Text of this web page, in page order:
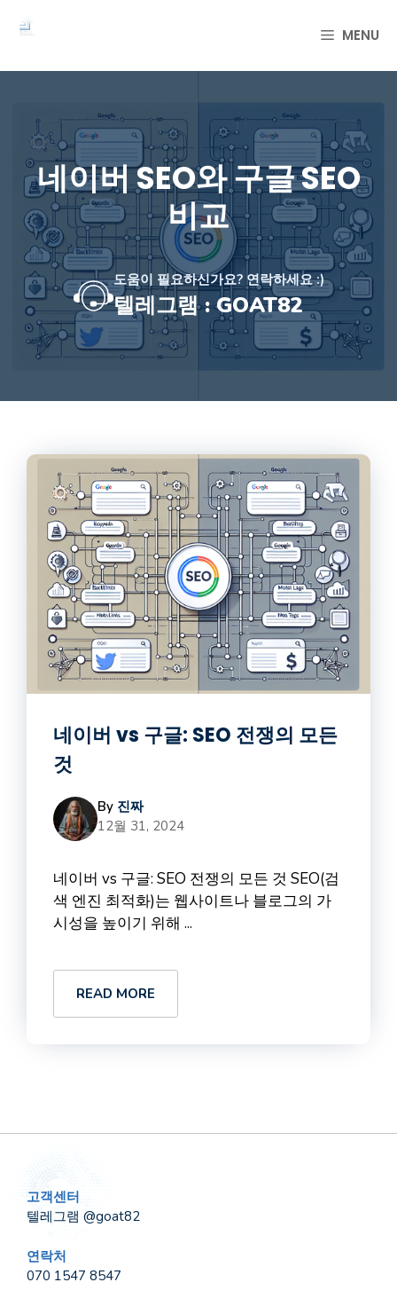
로
MENU
네이버 SEO와 구글 SEO
비교
도움이 필요하신가요? 연락하세요 :)
텔레그램 : GOAT82
네이버 vs 구글: SEO 전쟁의 모든
것
By 진짜
12월 31, 2024
네이버 vs 구글: SEO 전쟁의 모든 것 SEO(검
색 엔진 최적화)는 웹사이트나 블로그의 가
시성을 높이기 위해 ...
READ MORE
고객센터
텔레그램 @goat82
연락처
070 1547 8547